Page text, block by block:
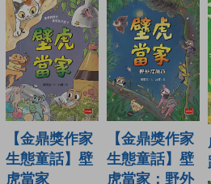
【金鼎獎作家
生態童話】壁
虎當家
【金鼎獎作家
生態童話】壁
虎當家：野外